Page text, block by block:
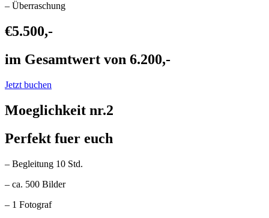
– Überraschung
€5.500,-
im Gesamtwert von 6.200,-
Jetzt buchen
Moeglichkeit nr.2
Perfekt fuer euch
– Begleitung 10 Std.
– ca. 500 Bilder
– 1 Fotograf